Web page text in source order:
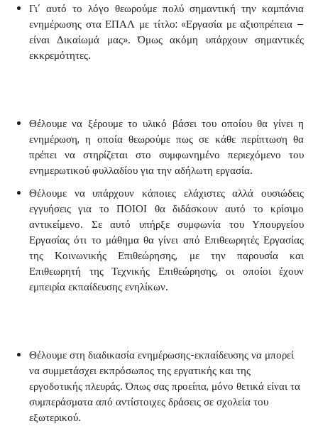
Γι’ αυτό το λόγο θεωρούμε πολύ σημαντική την καμπάνια
ενημέρωσης στα ΕΠΑΛ με τίτλο: «Εργασία με αξιοπρέπεια –
είναι Δικαίωμά μας». Όμως ακόμη υπάρχουν σημαντικές
εκκρεμότητες.
Θέλουμε να ξέρουμε το υλικό βάσει του οποίου θα γίνει η
ενημέρωση, η οποία θεωρούμε πως σε κάθε περίπτωση θα
πρέπει να στηρίζεται στο συμφωνημένο περιεχόμενο του
ενημερωτικού φυλλαδίου για την αδήλωτη εργασία.
Θέλουμε να υπάρχουν κάποιες ελάχιστες αλλά ουσιώδεις
εγγυήσεις για το ΠΟΙΟΙ θα διδάσκουν αυτό το κρίσιμο
αντικείμενο. Σε αυτό υπήρξε συμφωνία του Υπουργείου
Εργασίας ότι το μάθημα θα γίνει από Επιθεωρητές Εργασίας
της Κοινωνικής Επιθεώρησης, με την παρουσία και
Επιθεωρητή της Τεχνικής Επιθεώρησης, οι οποίοι έχουν
εμπειρία εκπαίδευσης ενηλίκων.
Θέλουμε στη διαδικασία ενημέρωσης-εκπαίδευσης να μπορεί
να συμμετάσχει εκπρόσωπος της εργατικής και της
εργοδοτικής πλευράς. Όπως σας προείπα, μόνο θετικά είναι τα
συμπεράσματα από αντίστοιχες δράσεις σε σχολεία του
εξωτερικού.